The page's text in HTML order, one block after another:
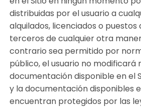
distribuidas por el usuario a
alquilados, licenciados o puestos
terceros de cualquier otra
contrario sea permitido por
público, el usuario no modificará
documentación disponible en el
y la documentación disponibles
encuentran protegidos por las